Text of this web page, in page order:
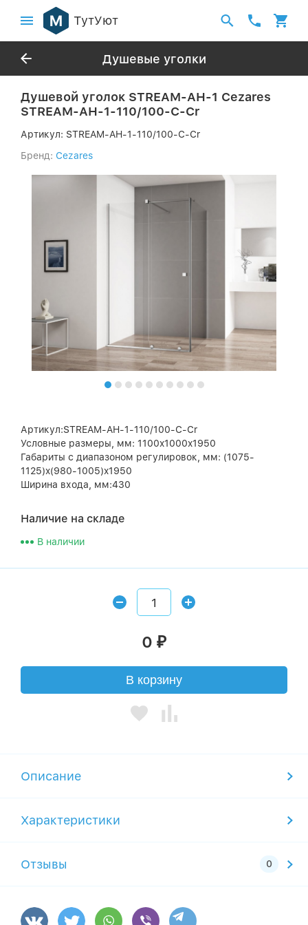
ТутУют
Душевые уголки
Душевой уголок STREAM-AH-1 Cezares
STREAM-AH-1-110/100-C-Cr
Артикул: STREAM-AH-1-110/100-C-Cr
Бренд: Cezares
Артикул:STREAM-AH-1-110/100-C-Cr
Условные размеры, мм: 1100x1000x1950
Габариты с диапазоном регулировок, мм: (1075-
1125)x(980-1005)x1950
Ширина входа, мм:430
Наличие на складе
В наличии
0 ₽
В корзину
Описание
Характеристики
Отзывы